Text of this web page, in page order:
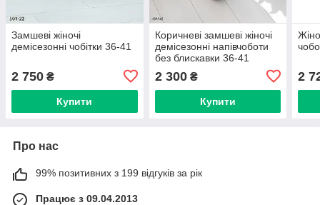
Замшеві жіночі
демісезонні чобітки 36-41
2 750 ₴
Купити
Коричневі замшеві жіночі
демісезонні напівчоботи
без блискавки 36-41
2 300₴
Купити
2
Про нас
99% позитивних з 199 відгуків за рік
Працює з 09.04.2013